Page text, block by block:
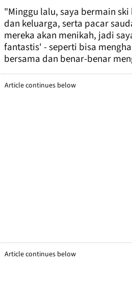
"Minggu lalu, saya bermain
dan keluarga, serta pacar
mereka akan menikah, jadi
fantastis' - seperti bisa
bersama dan benar-benar
Article continues below
Article continues below